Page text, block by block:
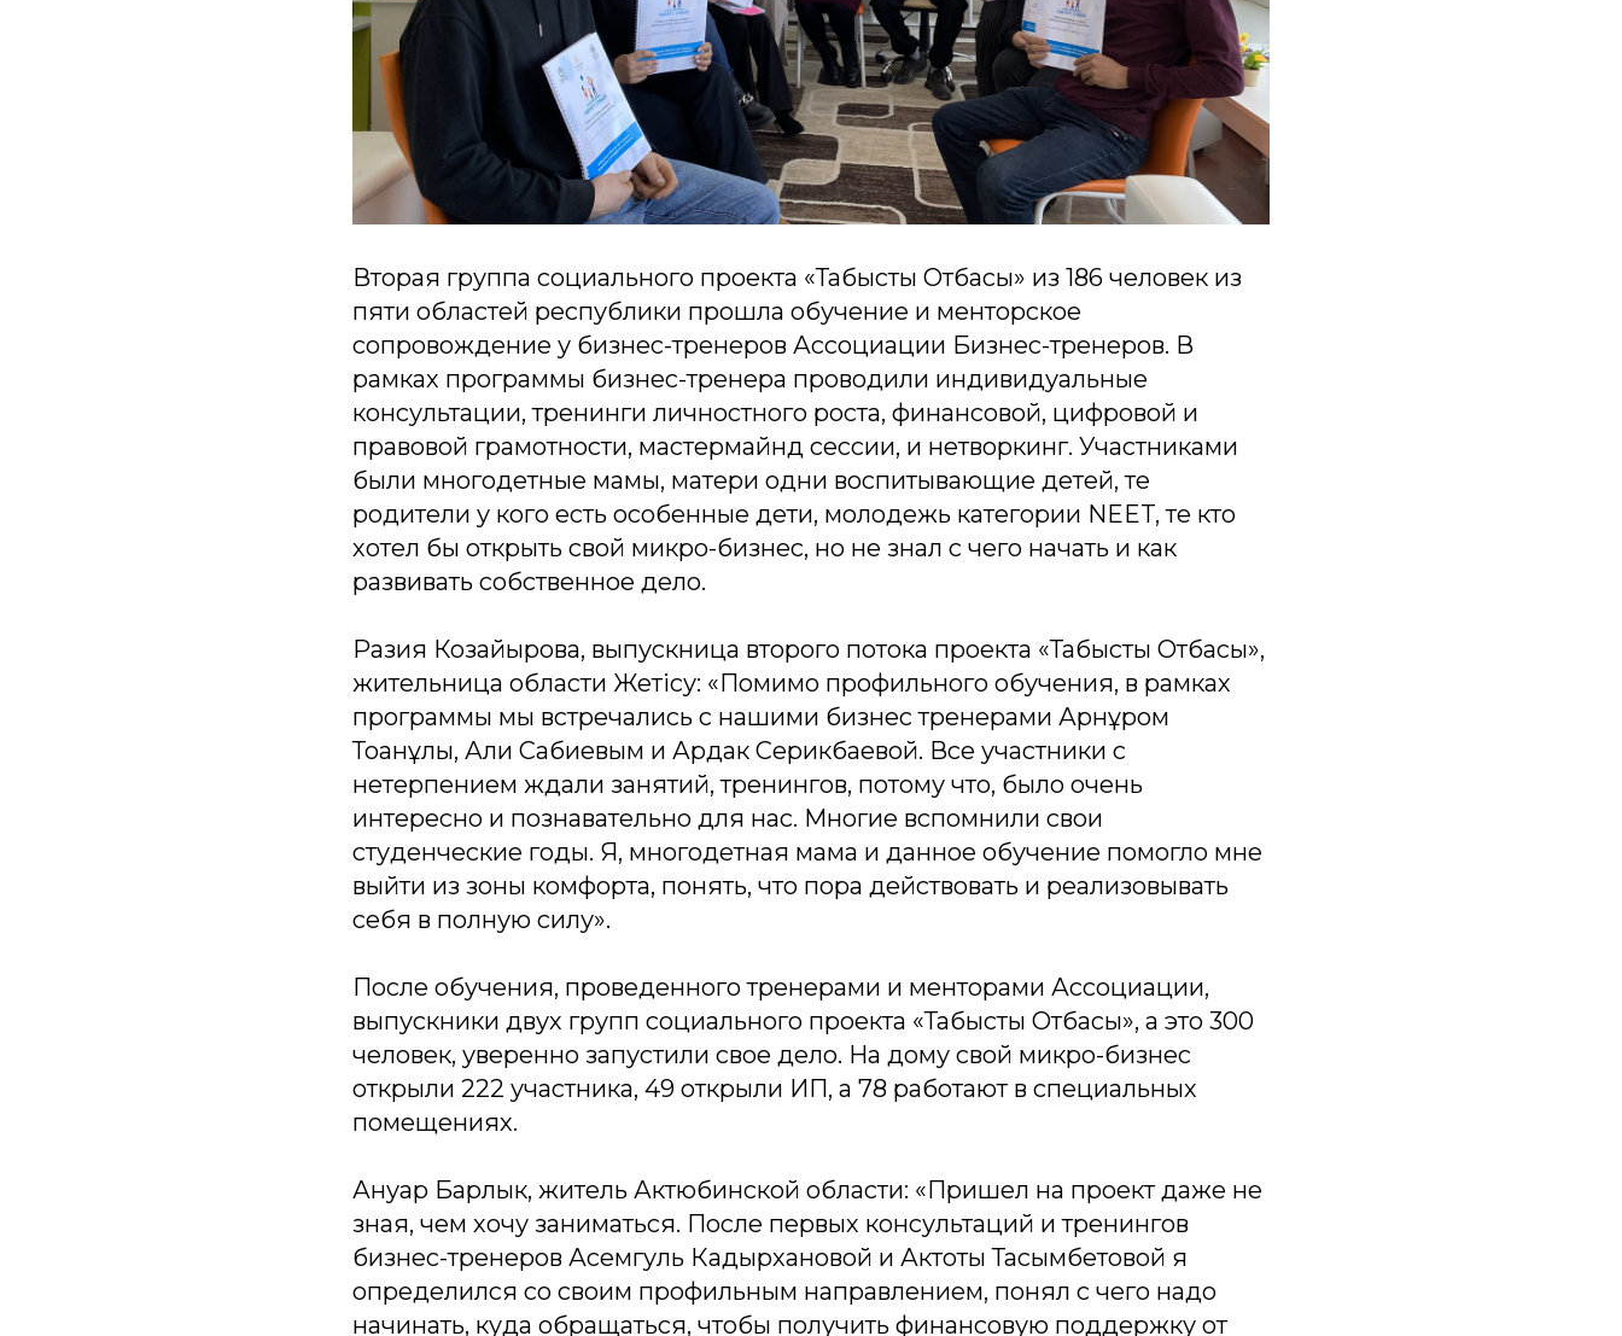
Вторая группа социального проекта «Табысты Отбасы» из 186 человек из
пяти областей республики прошла обучение и менторское
сопровождение у бизнес-тренеров Ассоциации Бизнес-тренеров. В
рамках программы бизнес-тренера проводили индивидуальные
консультации, тренинги личностного роста, финансовой, цифровой и
правовой грамотности, мастермайнд сессии, и нетворкинг. Участниками
были многодетные мамы, матери одни воспитывающие детей, те
родители у кого есть особенные дети, молодежь категории NEET, те кто
хотел бы открыть свой микро-бизнес, но не знал с чего начать и как
развивать собственное дело.
Разия Козайырова, выпускница второго потока проекта «Табысты Отбасы»,
жительница области Жетісу: «Помимо профильного обучения, в рамках
программы мы встречались с нашими бизнес тренерами Арнұром
Тоқанұлы, Али Сабиевым и Ардак Серикбаевой. Все участники с
нетерпением ждали занятий, тренингов, потому что, было очень
интересно и познавательно для нас. Многие вспомнили свои
студенческие годы. Я, многодетная мама и данное обучение помогло мне
выйти из зоны комфорта, понять, что пора действовать и реализовывать
себя в полную силу».
После обучения, проведенного тренерами и менторами Ассоциации,
выпускники двух групп социального проекта «Табысты Отбасы», а это 300
человек, уверенно запустили свое дело. На дому свой микро-бизнес
открыли 222 участника, 49 открыли ИП, а 78 работают в специальных
помещениях.
Ануар Барлык, житель Актюбинской области: «Пришел на проект даже не
зная, чем хочу заниматься. После первых консультаций и тренингов
бизнес-тренеров Асемгуль Кадырхановой и Актоты Тасымбетовой я
определился со своим профильным направлением, понял с чего надо
начинать, куда обращаться, чтобы получить финансовую поддержку от